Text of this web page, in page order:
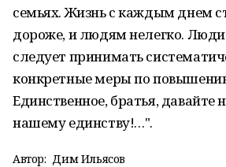
семьях. Жизнь с каждым днем
дороже, и людям нелегко.
следует принимать
конкретные меры по
Единственное, братья, давайте
нашему единству!…".
Автор: Дим Ильясов